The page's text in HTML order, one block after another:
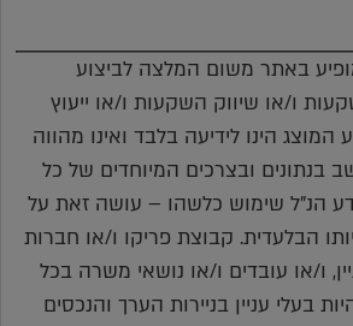
באתר משום המלצה לביצוע
ו/או שיווק השקעות ו/או ייעוץ
הינו לידיעה בלבד ואינו מהווה
בנתונים ובצרכים המיוחדים של כל
הנ"ל שימוש כלשהו – עושה זאת על
הבלעדית. קבוצת פריקו ו/או חברות
ו/או עובדים ו/או נושאי משרה בכל
בעלי עניין בניירות הערך והנכסים